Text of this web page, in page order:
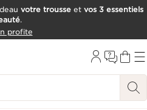
votre trousseet vos 3 essentiels
.
profite